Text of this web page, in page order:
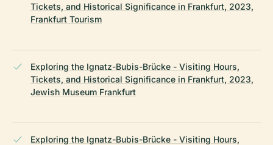
Tickets, and Historical Significance in Frankfurt, 2023,
Frankfurt Tourism
Exploring the Ignatz-Bubis-Brücke - Visiting Hours,
Tickets, and Historical Significance in Frankfurt, 2023,
Jewish Museum Frankfurt
Exploring the Ignatz-Bubis-Brücke - Visiting Hours,